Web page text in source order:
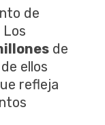
de
Los
de
ellos
refleja